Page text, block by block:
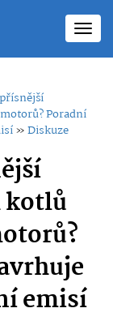
Poradní
»Diskuze
kotlů
emisí